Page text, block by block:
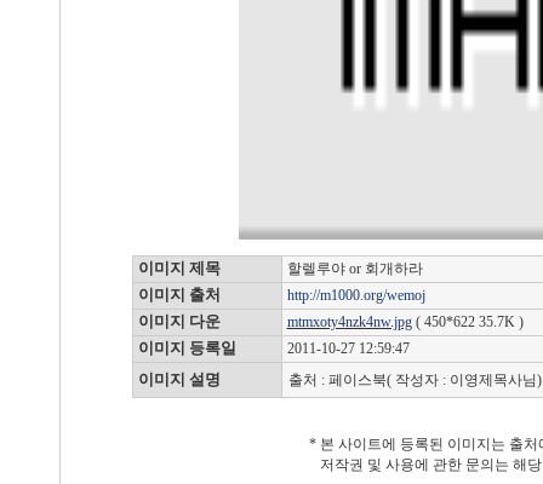
이미지 제목 할렐루야 or 회개하라
이미지 출처 http://m1000.org/wemoj
이미지 다운 mtmxoty4nzk4nw.jpg( 450*622 35.7K )
이미지 등록일 2011-10-27 12:59:47
이미지 설명 출처 : 페이스북( 작성자 : 이영제목사님)
* 본 사이트에 등록된 이미지는 출
저작권 및 사용에 관한 문의는 해